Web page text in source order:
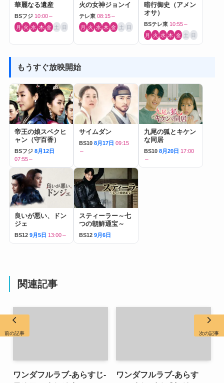
華麗なる遺産
BSフジ 10:00～
月 火 水 木 金 土 日
火の女神ジョンイ
テレ東 08:15～
月 火 水 木 金 土 日
暗行御史（アメン
オサ）
BSテレ東 10:55～
月 火 水 木 金 土 日
もうすぐ放映開始
帝王の娘スベクヒ
ャン（守百香）
BSフジ 8月12日
07:55～
サイムダン
BS10 8月17日 09:15
～
九尾の狐とキケン
な同居
BS10 8月20日 17:00
～
良いが悪い、ドン
ジェ
BS12 9月5日 13:00～
スティーラー～七
つの朝鮮通宝～
BS12 9月6日
関連記事
ワンダフルラブ-あらすじ-
ワンダフルラブ-あらす
前の記事 次の記事